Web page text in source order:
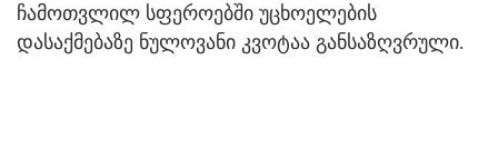
ჩამოთვლილ სფეროებში უცხოელების
დასაქმებაზე ნულოვანი კვოტაა განსაზღვრული.